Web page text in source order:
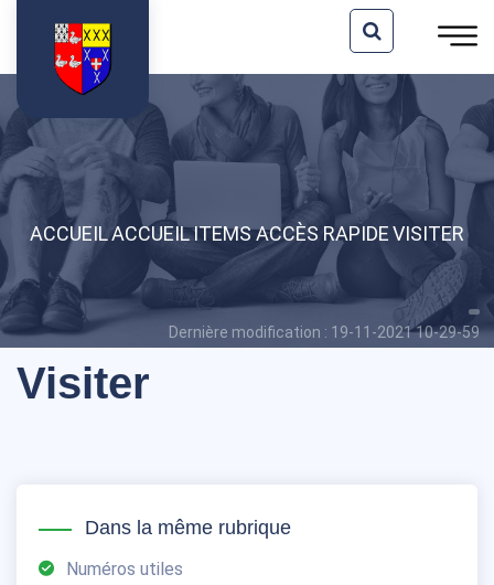
ACCUEILACCUEILITEMS ACCÈS RAPIDEVISITER
Dernière modification : 19-11-2021 10-29-59
Visiter
Dans la même rubrique
Numéros utiles